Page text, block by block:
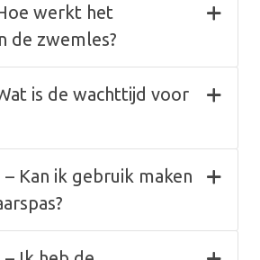
werkt het
de zwemles?
is de wachttijd voor
– Kan ik gebruik maken